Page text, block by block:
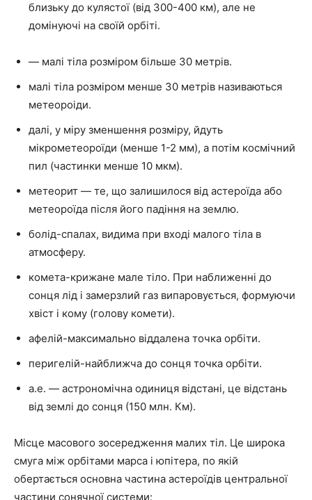
близьку до кулястої (від 300-400 км), але не
домінуючі на своїй орбіті.
— малі тіла розміром більше 30 метрів.
малі тіла розміром менше 30 метрів називаються
метеороіди.
далі, у міру зменшення розміру, йдуть
мікрометеороїди (менше 1-2 мм), а потім космічний
пил (частинки менше 10 мкм).
метеорит — те, що залишилося від астероїда або
метеороїда після його падіння на землю.
болід-спалах, видима при вході малого тіла в
атмосферу.
комета-крижане мале тіло. При наближенні до
сонця лід і замерзлий газ випаровується, формуючи
хвіст і кому (голову комети).
афелій-максимально віддалена точка орбіти.
перигелій-найближча до сонця точка орбіти.
а.е. — астрономічна одиниця відстані, це відстань
від землі до сонця (150 млн. Км).
Місце масового зосередження малих тіл. Це широка
смуга між орбітами марса і юпітера, по якій
обертається основна частина астероїдів центральної
частини сонячної системи: